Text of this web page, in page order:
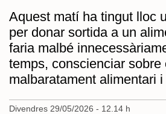
Aquest matí ha tingut lloc
per donar sortida a un
faria malbé
temps, conscienciar sobre
malbaratament alimentari
Divendres 29/05/2026 - 12.14 h